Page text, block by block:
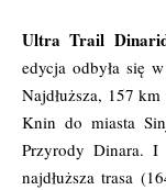
Ultra Trail
edycja odbyła się
Najdłuższa, 157
Knin do miasta
Przyrody Dinara.
najdłuższa trasa